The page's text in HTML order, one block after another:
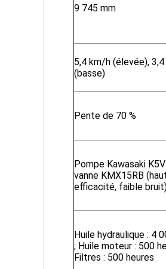
9 745 mm
5,4 km/h (élevée),
(basse)
Pente de 70 %
Pompe Kawasaki
vanne KMX15RB
efficacité, faible
Huile hydraulique : 4
; Huile moteur : 500
Filtres : 500 heures